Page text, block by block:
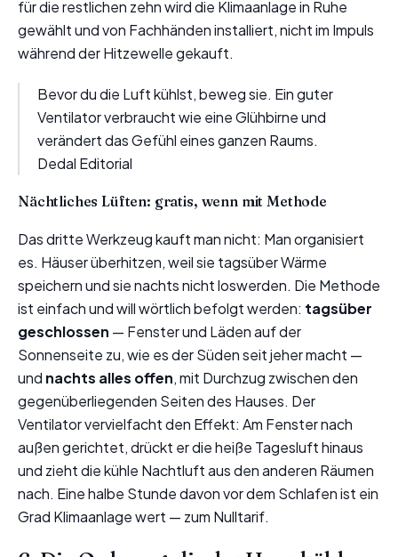
für die restlichen zehn wird die Klimaanlage in Ruhe
gewählt und von Fachhänden installiert, nicht im Impuls
während der Hitzewelle gekauft.
Bevor du die Luft kühlst, beweg sie. Ein guter
Ventilator verbraucht wie eine Glühbirne und
verändert das Gefühl eines ganzen Raums.
Dedal Editorial
Nächtliches Lüften: gratis, wenn mit Methode
Das dritte Werkzeug kauft man nicht: Man organisiert
es. Häuser überhitzen, weil sie tagsüber Wärme
speichern und sie nachts nicht loswerden. Die Methode
ist einfach und will wörtlich befolgt werden: tagsüber
geschlossen — Fenster und Läden auf der
Sonnenseite zu, wie es der Süden seit jeher macht —
und nachts alles offen, mit Durchzug zwischen den
gegenüberliegenden Seiten des Hauses. Der
Ventilator vervielfacht den Effekt: Am Fenster nach
außen gerichtet, drückt er die heiße Tagesluft hinaus
und zieht die kühle Nachtluft aus den anderen Räumen
nach. Eine halbe Stunde davon vor dem Schlafen ist ein
Grad Klimaanlage wert — zum Nulltarif.